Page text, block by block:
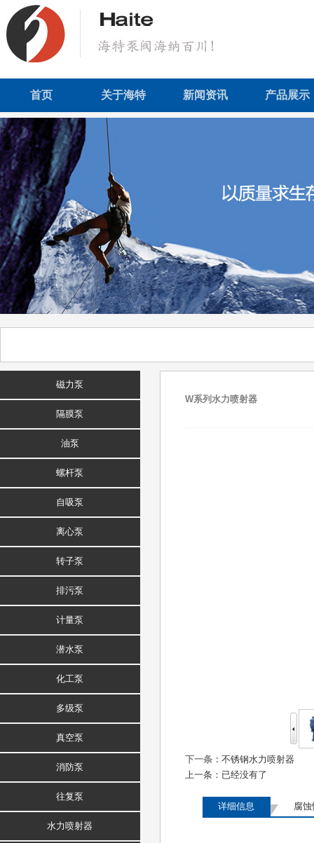
首页 关于海特 新闻资讯 产品展示
磁力泵
隔膜泵
油泵
螺杆泵
自吸泵
离心泵
转子泵
排污泵
计量泵
潜水泵
化工泵
多级泵
真空泵
消防泵
往复泵
水力喷射器
W系列水力喷射器
下一条： 不锈钢水力喷射器
上一条：已经没有了
详细信息 腐